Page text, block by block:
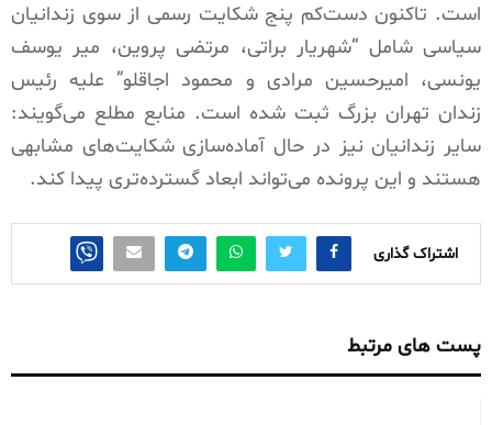
است. تاکنون دست‌کم پنج شکایت رسمی از سوی زندانیان
سیاسی شامل “شهریار براتی، مرتضی پروین، میر یوسف
یونسی، امیرحسین مرادی و محمود اجاقلو” علیه رئیس
زندان تهران بزرگ ثبت شده است. منابع مطلع می‌گویند:
سایر زندانیان نیز در حال آماده‌سازی شکایت‌های مشابهی
هستند و این پرونده می‌تواند ابعاد گسترده‌تری پیدا کند.
اشتراک گذاری
پست های مرتبط